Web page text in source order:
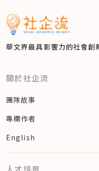
華文界最具影響力的社會創
關於社企流
團隊故事
專欄作者
English